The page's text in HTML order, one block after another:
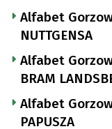
Alfabet
NUTTGENSA
Alfabet
BRAM
Alfabet
PAPUSZA